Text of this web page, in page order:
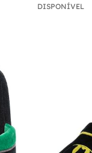
DISPONÍVEL